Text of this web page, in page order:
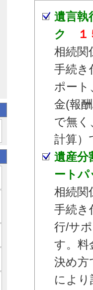
遺言執
ク
相続関
手続き
ポート
金(報
で無く
計算）
遺産分
ートパ
相続関
手続き
行/サ
す。料
決め方
により